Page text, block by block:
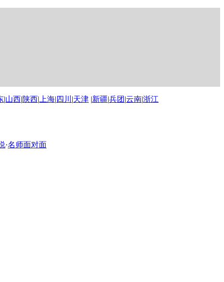
|山西|陕西| 上海| 四川 |天津 |新疆|兵团 |云南|浙江
·名师面对面